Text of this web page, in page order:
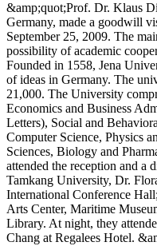
&amp;quot;Prof. Dr. Klaus
Germany, made a goodwill
September 25, 2009. The
possibility of academic
Founded in 1558, Jena
of ideas in Germany. The
21,000. The University
Economics and Business
Letters), Social and
Computer Science, Physics
Sciences, Biology and
attended the reception and a
Tamkang University, Dr.
International Conference
Arts Center, Maritime
Library. At night, they
Chang at Regalees Hotel.